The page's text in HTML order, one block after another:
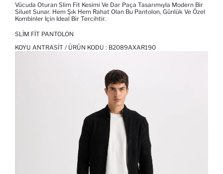
Vücuda Oturan Slim Fit Kesimi Ve Dar Paça Tasarımıyla Modern Bir
Siluet Sunar. Hem Şık Hem Rahat Olan Bu Pantolon, Günlük Ve Özel
Kombinler Için Ideal Bir Tercihtir.
SLIM FIT PANTOLON
KOYU ANTRASIT / ÜRÜN KODU : B2089AXAR190